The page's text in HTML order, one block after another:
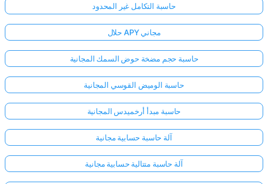
حاسبة التكامل غير المحدود
حلال APY مجاني
حاسبة حجم مضخة حوض السمك المجانية
حاسبة الوميض القوسي المجانية
حاسبة مبدأ أرخميدس المجانية
آلة حاسبة حسابية مجانية
آلة حاسبة متتالية حسابية مجانية